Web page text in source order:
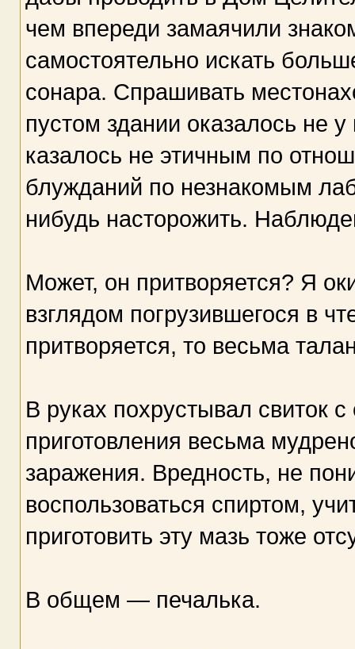
чем впереди замаячили
самостоятельно искать
сонара. Спрашивать
пустом здании оказалось не
казалось не этичным по
блужданий по незнакомым
нибудь насторожить.
Может, он притворяется? Я
взглядом погрузившегося в
притворяется, то весьма
В руках похрустывал свиток
приготовления весьма
заражения. Вредность, не
воспользоваться спиртом,
приготовить эту мазь тоже
В общем — печалька.